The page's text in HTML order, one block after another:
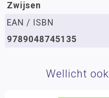
Zwijsen
EAN / ISBN
9789048745135
Wellicht ook